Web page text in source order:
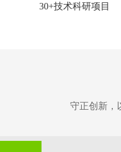
30+技术科研项目
守正创新，